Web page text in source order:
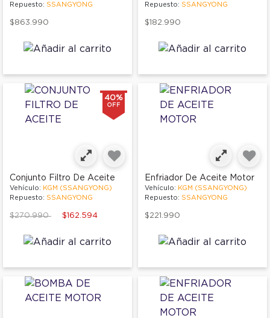
Repuesto: SSANGYONG
$863.990
Repuesto: SSANGYONG
$182.990
40%
OFF
Conjunto Filtro De Aceite
Vehículo: KGM (SSANGYONG)
Repuesto: SSANGYONG
Price reduced from
$270.990to $162.594
Enfriador De Aceite Motor
Vehículo: KGM (SSANGYONG)
Repuesto: SSANGYONG
$221.990